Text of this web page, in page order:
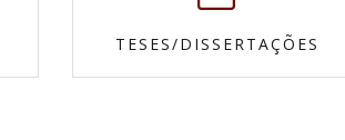
TESES/DISSERTAÇÕES